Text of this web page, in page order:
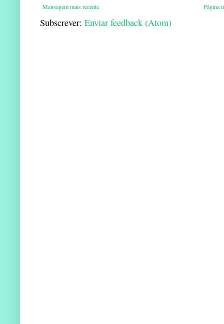
Mensagem mais recente Página
Subscrever: Enviar feedback (Atom)